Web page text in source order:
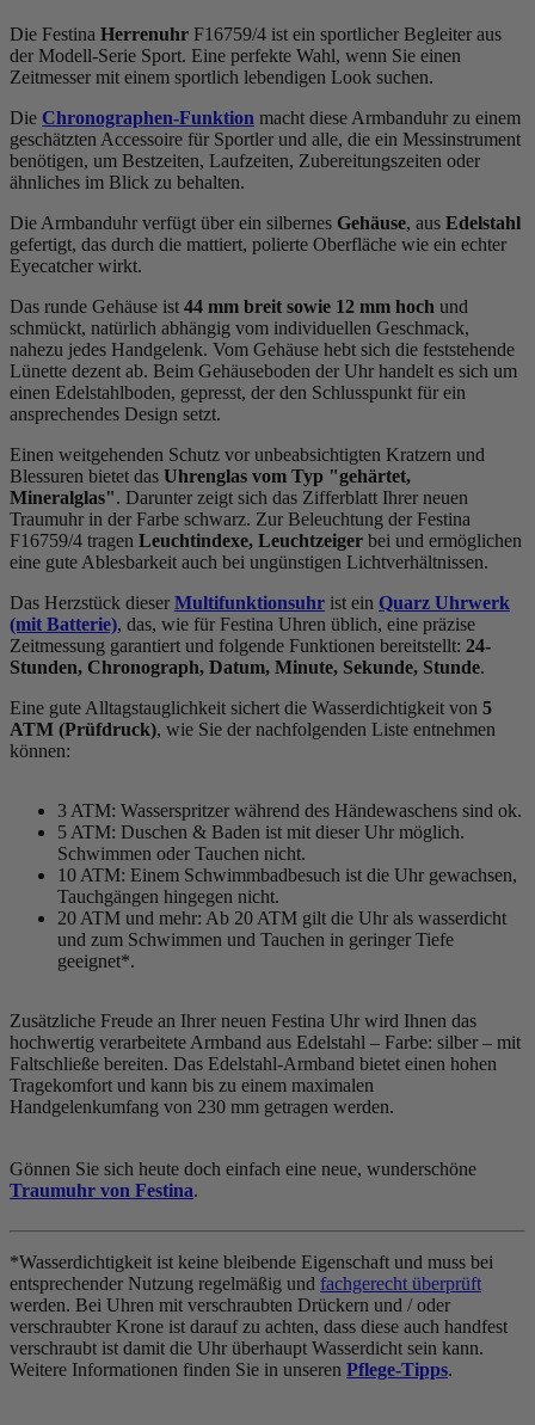
Die Festina Herrenuhr F16759/4 ist ein sportlicher Begleiter aus
der Modell-Serie Sport. Eine perfekte Wahl, wenn Sie einen
Zeitmesser mit einem sportlich lebendigen Look suchen.
Die Chronographen-Funktion macht diese Armbanduhr zu einem
geschätzten Accessoire für Sportler und alle, die ein Messinstrument
benötigen, um Bestzeiten, Laufzeiten, Zubereitungszeiten oder
ähnliches im Blick zu behalten.
Die Armbanduhr verfügt über ein silbernes Gehäuse, aus Edelstahl
gefertigt, das durch die mattiert, polierte Oberfläche wie ein echter
Eyecatcher wirkt.
Das runde Gehäuse ist 44 mm breit sowie 12 mm hoch und
schmückt, natürlich abhängig vom individuellen Geschmack,
nahezu jedes Handgelenk. Vom Gehäuse hebt sich die feststehende
Lünette dezent ab. Beim Gehäuseboden der Uhr handelt es sich um
einen Edelstahlboden, gepresst, der den Schlusspunkt für ein
ansprechendes Design setzt.
Einen weitgehenden Schutz vor unbeabsichtigten Kratzern und
Blessuren bietet das Uhrenglas vom Typ "gehärtet,
Mineralglas". Darunter zeigt sich das Zifferblatt Ihrer neuen
Traumuhr in der Farbe schwarz. Zur Beleuchtung der Festina
F16759/4 tragen Leuchtindexe, Leuchtzeiger bei und ermöglichen
eine gute Ablesbarkeit auch bei ungünstigen Lichtverhältnissen.
Das Herzstück dieser Multifunktionsuhr ist ein Quarz Uhrwerk
(mit Batterie), das, wie für Festina Uhren üblich, eine präzise
Zeitmessung garantiert und folgende Funktionen bereitstellt: 24-
Stunden, Chronograph, Datum, Minute, Sekunde, Stunde.
Eine gute Alltagstauglichkeit sichert die Wasserdichtigkeit von 5
ATM (Prüfdruck), wie Sie der nachfolgenden Liste entnehmen
können:
3 ATM: Wasserspritzer während des Händewaschens sind ok.
5 ATM: Duschen & Baden ist mit dieser Uhr möglich.
Schwimmen oder Tauchen nicht.
10 ATM: Einem Schwimmbadbesuch ist die Uhr gewachsen,
Tauchgängen hingegen nicht.
20 ATM und mehr: Ab 20 ATM gilt die Uhr als wasserdicht
und zum Schwimmen und Tauchen in geringer Tiefe
geeignet*.
Zusätzliche Freude an Ihrer neuen Festina Uhr wird Ihnen das
hochwertig verarbeitete Armband aus Edelstahl – Farbe: silber – mit
Faltschließe bereiten. Das Edelstahl-Armband bietet einen hohen
Tragekomfort und kann bis zu einem maximalen
Handgelenkumfang von 230 mm getragen werden.
Gönnen Sie sich heute doch einfach eine neue, wunderschöne
Traumuhr von Festina.
*Wasserdichtigkeit ist keine bleibende Eigenschaft und muss bei
entsprechender Nutzung regelmäßig und fachgerecht überprüft
werden. Bei Uhren mit verschraubten Drückern und / oder
verschraubter Krone ist darauf zu achten, dass diese auch handfest
verschraubt ist damit die Uhr überhaupt Wasserdicht sein kann.
Weitere Informationen finden Sie in unseren Pflege-Tipps.